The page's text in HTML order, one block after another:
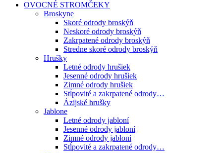
OVOCNÉ STROMČEKY
Broskyne
Skoré odrody broskýň
Neskoré odrody broskýň
Zakrpatené odrody broskýň
Stredne skoré odrody broskýň
Hrušky
Letné odrody hrušiek
Jesenné odrody hrušiek
Zimné odrody hrušiek
Stĺpovité a zakrpatené odrody…
Ázijské hrušky
Jablone
Letné odrody jabloní
Jesenné odrody jabloní
Zimné odrody jabloní
Stĺpovité a zakrpatené odrody…